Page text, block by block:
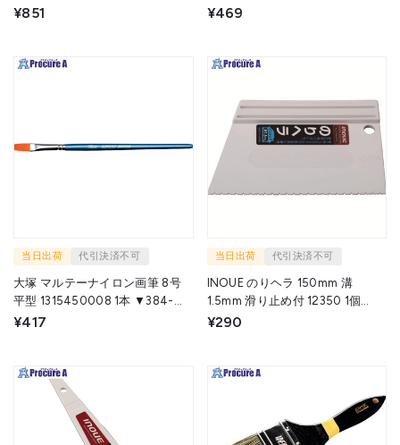
1572
¥851 0509
¥469
当日出荷 代引決済不可
大塚 マルテーナイロン画筆 8号
平型 1315450008 1本 ▼384-
1080
¥417
当日出荷 代引決済不可
INOUE のりヘラ 150mm 溝
1.5mm 滑り止め付 12350 1個
▼166-5017
¥290